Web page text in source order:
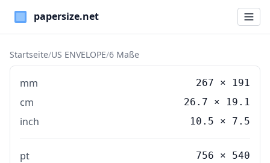
Paper Sizes
Startseite/US ENVELOPE/6 Maße
mm 267 × 191
cm 26.7 × 19.1
inch 10.5 × 7.5
pt 756 × 540